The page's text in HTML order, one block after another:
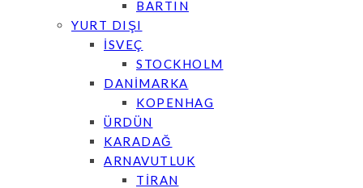
BARTIN
YURT DIŞI
İSVEÇ
STOCKHOLM
DANİMARKA
KOPENHAG
ÜRDÜN
KARADAĞ
ARNAVUTLUK
TİRAN